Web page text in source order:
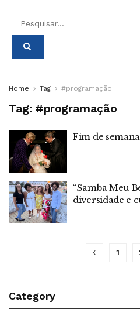
Home Tag #programação
Tag: #programação
Fim de
“Samba Meu
diversidade e
1
Category